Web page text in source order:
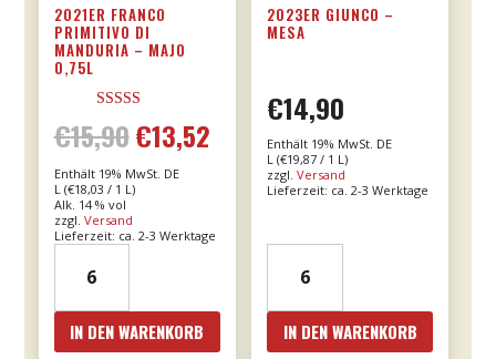
2021ER FRANCO
PRIMITIVO DI
MANDURIA – MAJO
0,75L
5.00
von 5
€15,90 Ursprünglicher
Preis
war:
€13,52Aktueller
ist:
Enthält 19% MwSt. DE
L (€18,03 / 1 L)
Alk. 14 % vol
zzgl. Versand
Lieferzeit: ca. 2-3 Werktage
Franco
Primitivo
IN DEN WARENKORB
2023ER GIUNCO –
MESA
€14,90
Enthält 19% MwSt. DE
L (€19,87 / 1 L)
zzgl.Versand
Lieferzeit: ca. 2-3 Werktage
Giunco
-
MESA
IN DEN WARENKORB